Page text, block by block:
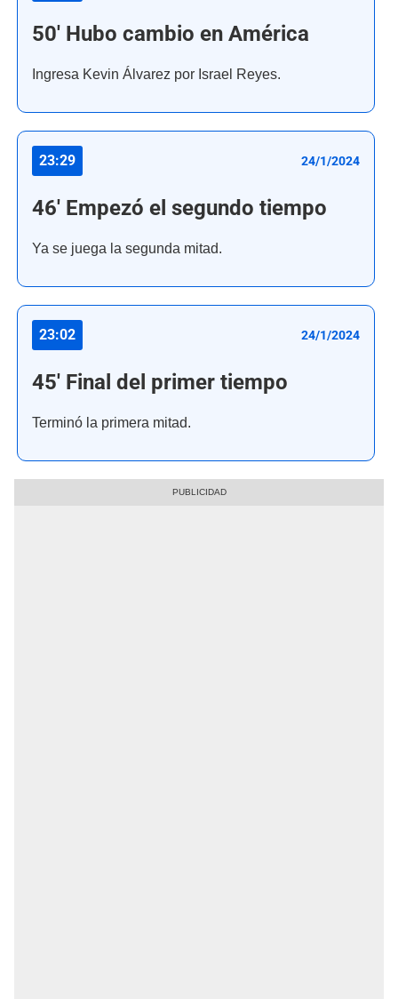
50' Hubo cambio en América
Ingresa Kevin Álvarez por Israel Reyes.
23:29 24/1/2024
46' Empezó el segundo tiempo
Ya se juega la segunda mitad.
23:02 24/1/2024
45' Final del primer tiempo
Terminó la primera mitad.